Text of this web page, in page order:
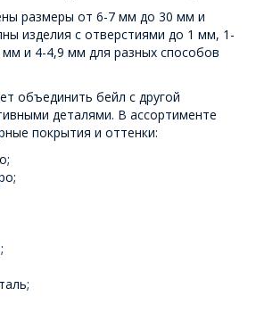
размеры от 6-7 мм до 30 мм и
изделия с отверстиями до 1 мм, 1-
и 4-4,9 мм для разных способов
объединить бейл с другой
деталями. В ассортименте
покрытия и оттенки: